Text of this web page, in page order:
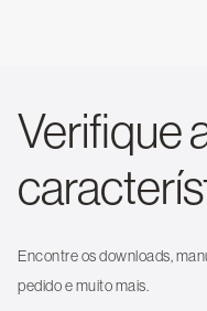
Verifique
Encontre os downloads,
pedido e muito mais.